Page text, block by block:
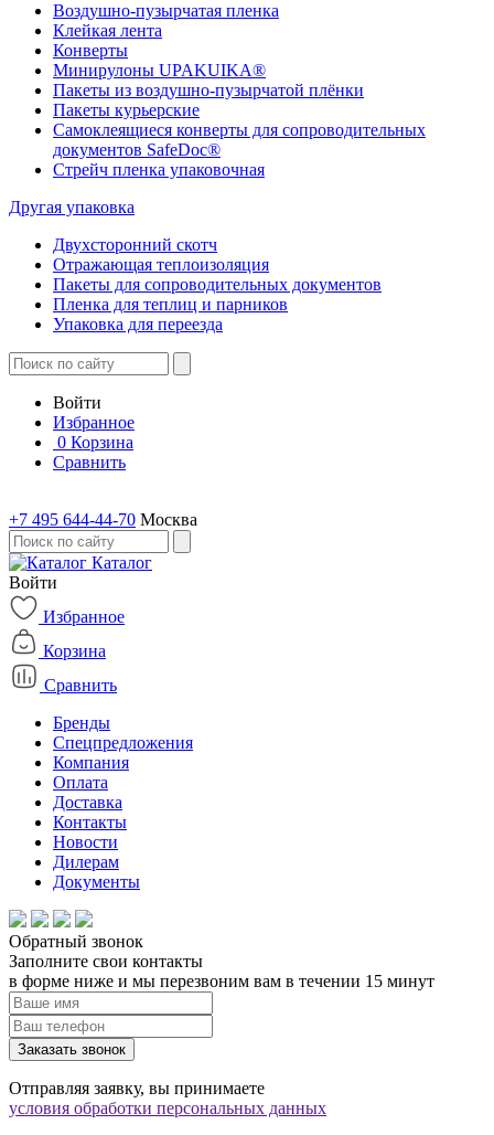
Воздушно-пузырчатая пленка
Клейкая лента
Конверты
Минирулоны UPAKUIKA®
Пакеты из воздушно-пузырчатой плёнки
Пакеты курьерские
Самоклеящиеся конверты для сопроводительных
документов SafeDoc®
Стрейч пленка упаковочная
Другая упаковка
Двухсторонний скотч
Отражающая теплоизоляция
Пакеты для сопроводительных документов
Пленка для теплиц и парников
Упаковка для переезда
Войти
Избранное
0 Корзина
Сравнить
+7 495 644-44-70 Москва
Каталог
Войти
Избранное
Корзина
Сравнить
Бренды
Спецпредложения
Компания
Оплата
Доставка
Контакты
Новости
Дилерам
Документы
Обратный звонок
Заполните свои контакты
в форме ниже и мы перезвоним вам в течении 15 минут
Заказать звонок
Отправляя заявку, вы принимаете
условия обработки персональных данных